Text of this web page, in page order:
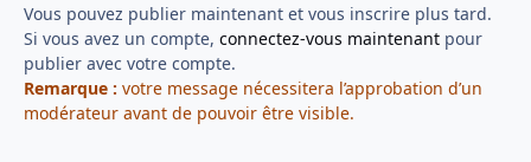
Vous pouvez publier maintenant et vous inscrire plus tard.
Si vous avez un compte, connectez-vous maintenantpour
publier avec votre compte.
Remarque : votre message nécessitera l’approbation d’un
modérateur avant de pouvoir être visible.